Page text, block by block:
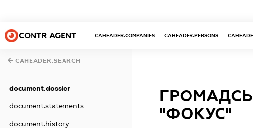
CONTR AGENT CAHEADER.COMPANIES CAHEADER.PERSONS
CAHEADER.SEARCH
document.dossier
document.statements
document.history
"ФОКУС"